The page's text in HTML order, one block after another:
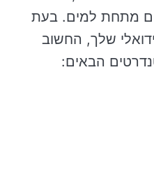
מתחת למים. בעת
שלך, החשוב
הבאים: